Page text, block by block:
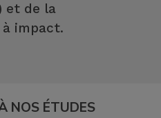
et de la
impact.
NOS ÉTUDES